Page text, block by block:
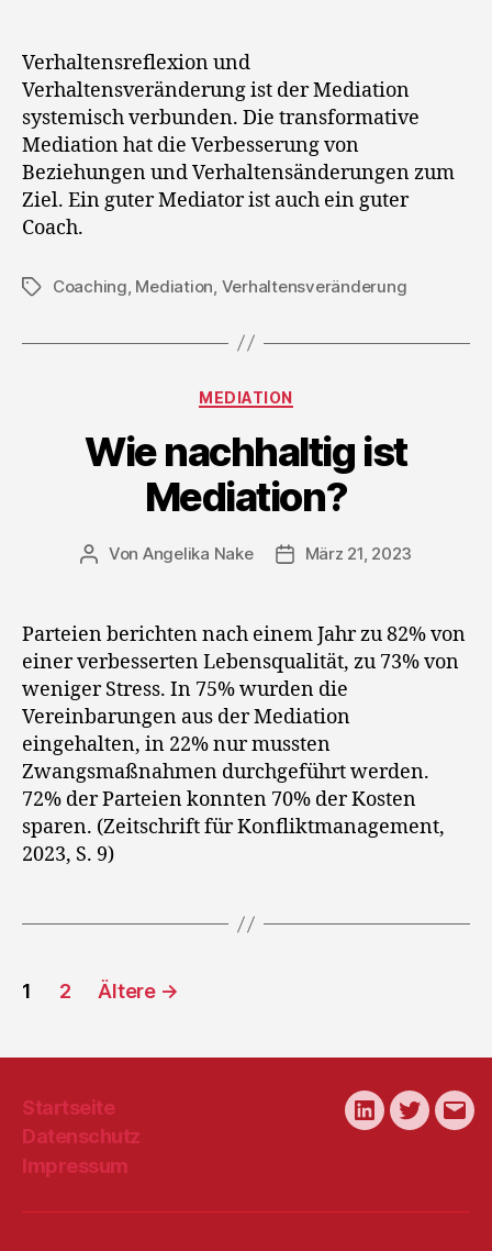
Verhaltensreflexion und
Verhaltensveränderung ist der Mediation
systemisch verbunden. Die transformative
Mediation hat die Verbesserung von
Beziehungen und Verhaltensänderungen zum
Ziel. Ein guter Mediator ist auch ein guter
Coach.
Schlagwörter
Coaching Mediation Verhaltensveränderung
Kategorien
MEDIATION
Wie nachhaltig ist
Mediation?
Beitragsautor
Von Angelika Nake Veröffentlichungsdatum
März 21, 2023
Parteien berichten nach einem Jahr zu 82% von
einer verbesserten Lebensqualität, zu 73% von
weniger Stress. In 75% wurden die
Vereinbarungen aus der Mediation
eingehalten, in 22% nur mussten
Zwangsmaßnahmen durchgeführt werden.
72% der Parteien konnten 70% der Kosten
sparen. (Zeitschrift für Konfliktmanagement,
2023, S. 9)
Seitennummerierung
Beiträge
1 2 Ältere →
Startseite
Datenschutz
Impressum
LinkedInTwitter
E-